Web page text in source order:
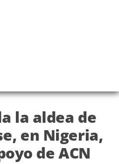
la aldea de
en Nigeria,
de ACN